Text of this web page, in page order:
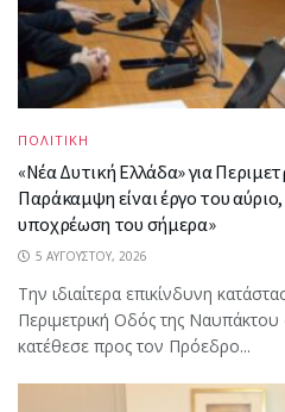
ΠΟΛΙΤΙΚΗ
«Νέα Δυτική Ελλάδα» για
Παράκαμψη είναι έργο του
υποχρέωση του σήμερα»
5 ΑΥΓΟΎΣΤΟΥ, 2026
Την ιδιαίτερα επικίνδυνη
Περιμετρική Οδός της
κατέθεσε προς τον Πρόεδρο...